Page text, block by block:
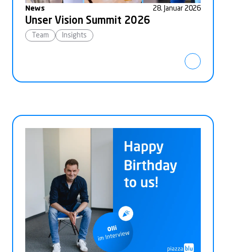
News 28. Januar 2026
Unser Vision Summit 2026
Team Insights